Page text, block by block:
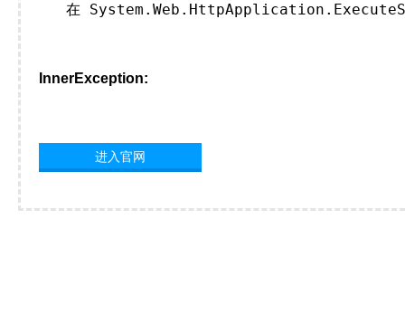
在
InnerException:
进入官网